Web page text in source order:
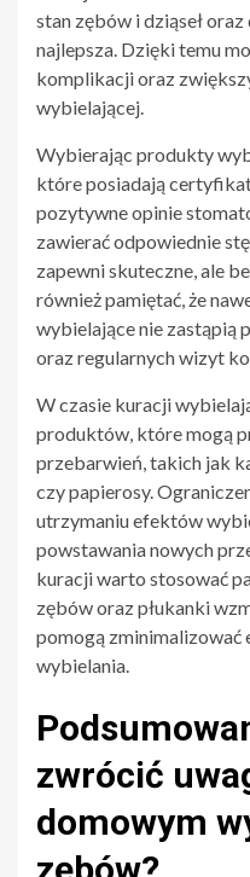
stan zębów i dziąseł
najlepsza. Dzięki temu
komplikacji oraz
wybielającej.
Wybierając produkty
które posiadają
pozytywne opinie
zawierać odpowiednie
zapewni skuteczne, ale
również pamiętać, że
wybielające nie zastąpią
oraz regularnych wizyt
W czasie kuracji
produktów, które mogą
przebarwień, takich jak
czy papierosy.
utrzymaniu efektów
powstawania nowych
kuracji warto stosować
zębów oraz płukanki
pomogą zminimalizować
wybielania.
zwrócić
domowym